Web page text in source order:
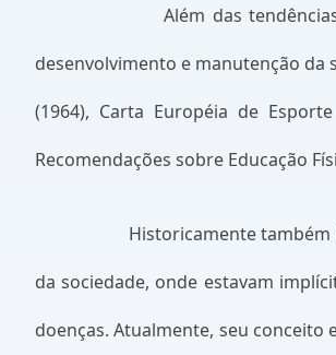
Além das
desenvolvimento e manutenção da
(1964), Carta Européia de
Recomendações sobre Educação
Historicamente também
da sociedade, onde estavam
doenças. Atualmente, seu conceito